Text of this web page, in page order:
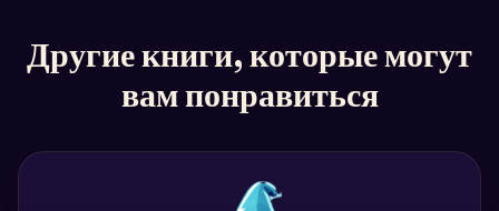
Другие книги, которые могут
вам понравиться